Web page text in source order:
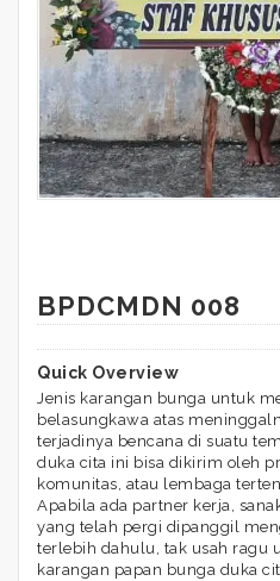
BPDCMDN 008
Quick Overview
Jenis karangan bunga untuk
belasungkawa atas
terjadinya bencana di suatu
duka cita ini bisa dikirim oleh
komunitas, atau lembaga
Apabila ada partner kerja,
yang telah pergi dipanggil
terlebih dahulu, tak usah ragu
karangan papan bunga duka